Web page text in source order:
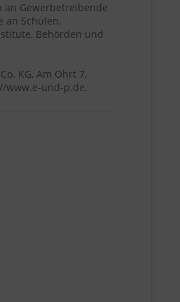
Gewerbetreibende
an Schulen,
Behörden und
KG, Am Ohrt 7,
www.e-und-p.de.